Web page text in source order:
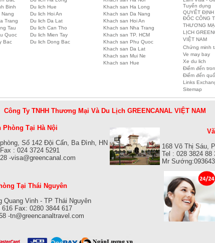
Binh
Du lich Hue
Nang
Du lich Hoi An
Trang
Du lich Da Lat
Tau
Du lich Can Tho
Quoc
Du lich Mien Tay
Bac
Du lich Dong Bac
Khach san Ha Long
Khach san Da Nang
Khach san Hoi An
Khach san Nha Trang
Khach san TP. HCM
Khach san Phu Quoc
Khach san Da Lat
Khach san Mui Ne
Khach san Hue
Tuyển dụng
QUYẾT ĐỊNH
ĐỐC CÔNG
THƯƠNG
LỊCH
VIỆT NAM
Chứng minh
Ve may bay
Xe du lich
Điểm đến
Điểm đến
Links
Sitemap
Công Ty TNHH Thương Mại Và Du Lịch GREENCANAL VIỆT NAM
Phòng Tại Hà Nội
Số 142 Đội Cấn, Ba Đình, HN
: 024 3724 5291
-visa@greencanal.com
168 Võ Thị Sáu,
Tel : 028 3824 88
Mr
Tại Thái Nguyên
Vinh - TP Thái Nguyên
Fax: 0280 3844 617
-tn@greencanaltravel.com